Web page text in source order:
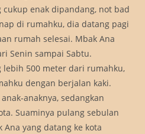
cukup enak dipandang, not bad
di rumahku, dia datang pagi
rumah selesai. Mbak Ana
Senin sampai Sabtu.
lebih 500 meter dari rumahku,
dengan berjalan kaki.
anaknya, sedangkan
Suaminya pulang sebulan
yang datang ke kota